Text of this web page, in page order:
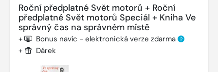
Roční předplatné Svět motorů + Roční
předplatné Svět motorů Speciál + Kniha Ve
správný čas na správném místě
+ Bonus navíc - elektronická verze zdarma ?
+ Dárek